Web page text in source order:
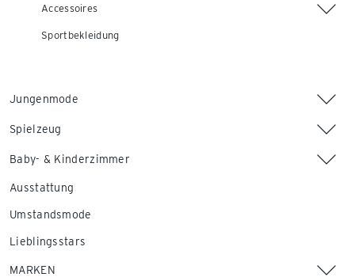
Accessoires
Sportbekleidung
Jungenmode
Spielzeug
Baby- & Kinderzimmer
Ausstattung
Umstandsmode
Lieblingsstars
MARKEN